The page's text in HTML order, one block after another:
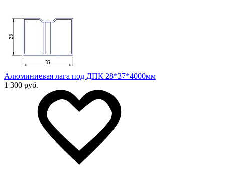
Алюминиевая лага под ДПК 28*37*4000мм
1 300 руб.